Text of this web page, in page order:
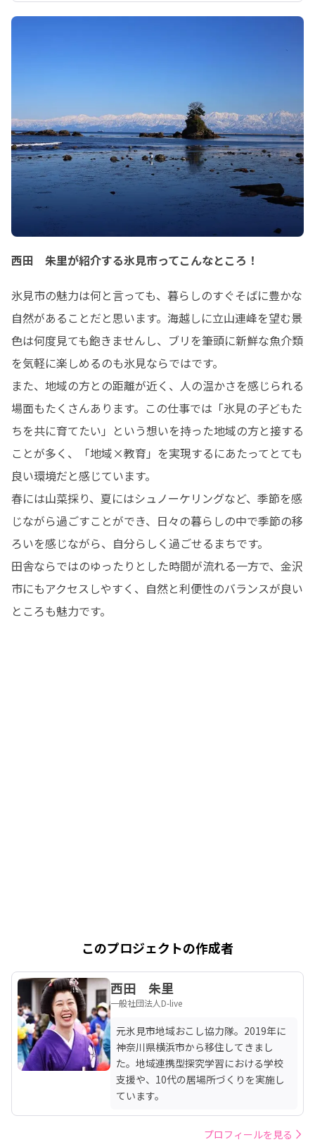
西田 朱里が紹介する氷見市ってこんなところ！
氷見市の魅力は何と言っても、暮らしのすぐそばに豊かな
自然があることだと思います。海越しに立山連峰を望む景
色は何度見ても飽きませんし、ブリを筆頭に新鮮な魚介類
を気軽に楽しめるのも氷見ならではです。
また、地域の方との距離が近く、人の温かさを感じられる
場面もたくさんあります。この仕事では「氷見の子どもた
ちを共に育てたい」という想いを持った地域の方と接する
ことが多く、「地域×教育」を実現するにあたってとても
良い環境だと感じています。
春には山菜採り、夏にはシュノーケリングなど、季節を感
じながら過ごすことができ、日々の暮らしの中で季節の移
ろいを感じながら、自分らしく過ごせるまちです。
田舎ならではのゆったりとした時間が流れる一方で、金沢
市にもアクセスしやすく、自然と利便性のバランスが良い
ところも魅力です。
このプロジェクトの作成者
西田 朱里
一般社団法人D-live
元氷見市地域おこし協力隊。2019年に
神奈川県横浜市から移住してきまし
た。地域連携型探究学習における学校
支援や、10代の居場所づくりを実施し
ています。
プロフィールを見る